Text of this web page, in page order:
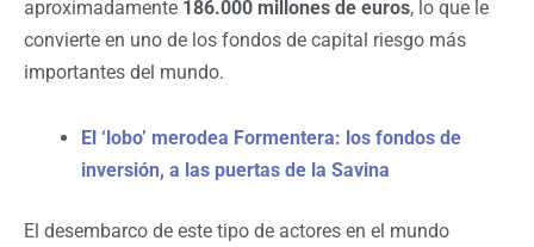
aproximadamente 186.000 millones de euros, lo que le
convierte en uno de los fondos de capital riesgo más
importantes del mundo.
El ‘lobo’ merodea Formentera: los fondos de
inversión, a las puertas de la Savina
El desembarco de este tipo de actores en el mundo